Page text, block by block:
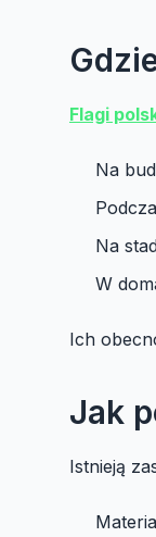
Flagi
Na
Na
W
Ich
Jak
Istnieją